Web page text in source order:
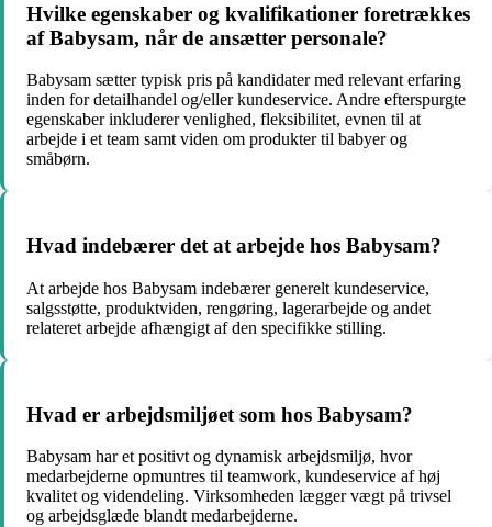
Hvilke egenskaber og kvalifikationer foretrækkes
af Babysam, når de ansætter personale?
Babysam sætter typisk pris på kandidater med relevant erfaring
inden for detailhandel og/eller kundeservice. Andre efterspurgte
egenskaber inkluderer venlighed, fleksibilitet, evnen til at
arbejde i et team samt viden om produkter til babyer og
småbørn.
Hvad indebærer det at arbejde hos Babysam?
At arbejde hos Babysam indebærer generelt kundeservice,
salgsstøtte, produktviden, rengøring, lagerarbejde og andet
relateret arbejde afhængigt af den specifikke stilling.
Hvad er arbejdsmiljøet som hos Babysam?
Babysam har et positivt og dynamisk arbejdsmiljø, hvor
medarbejderne opmuntres til teamwork, kundeservice af høj
kvalitet og videndeling. Virksomheden lægger vægt på trivsel
og arbejdsglæde blandt medarbejderne.